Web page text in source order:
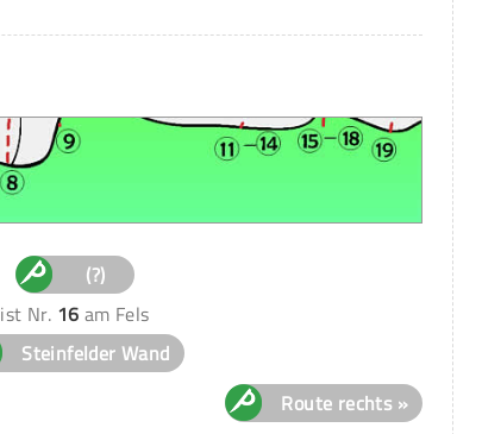
(?)
ist Nr. 16 am Fels
Steinfelder Wand
Route rechts »